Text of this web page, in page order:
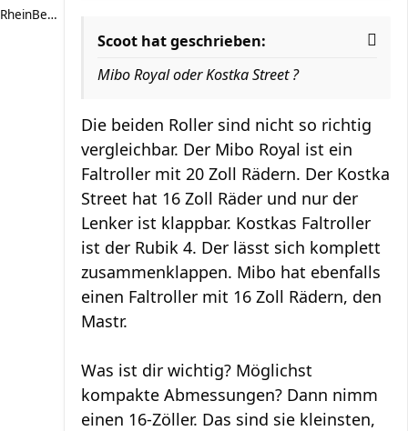
RheinBergRoller
Scoot hat geschrieben:
Mibo Royal oder Kostka Street ?
Die beiden Roller sind nicht so richtig
vergleichbar. Der Mibo Royal ist ein
Faltroller mit 20 Zoll Rädern. Der Kostka
Street hat 16 Zoll Räder und nur der
Lenker ist klappbar. Kostkas Faltroller
ist der Rubik 4. Der lässt sich komplett
zusammenklappen. Mibo hat ebenfalls
einen Faltroller mit 16 Zoll Rädern, den
Mastr.
Was ist dir wichtig? Möglichst
kompakte Abmessungen? Dann nimm
einen 16-Zöller. Das sind sie kleinsten,